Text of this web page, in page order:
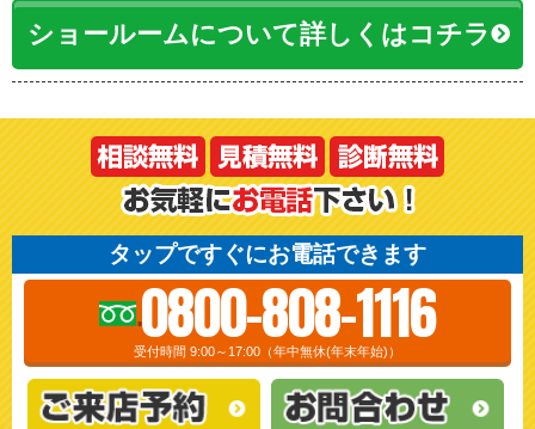
ショールームについて詳しくはコチラ
タップですぐにお電話できます
0800-808-1116
受付時間 9:00～17:00（年中無休(年末年始)）